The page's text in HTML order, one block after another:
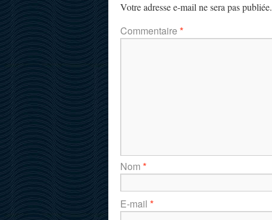
Votre adresse e-mail ne sera pas publiée.
Commentaire *
Nom *
E-mail *